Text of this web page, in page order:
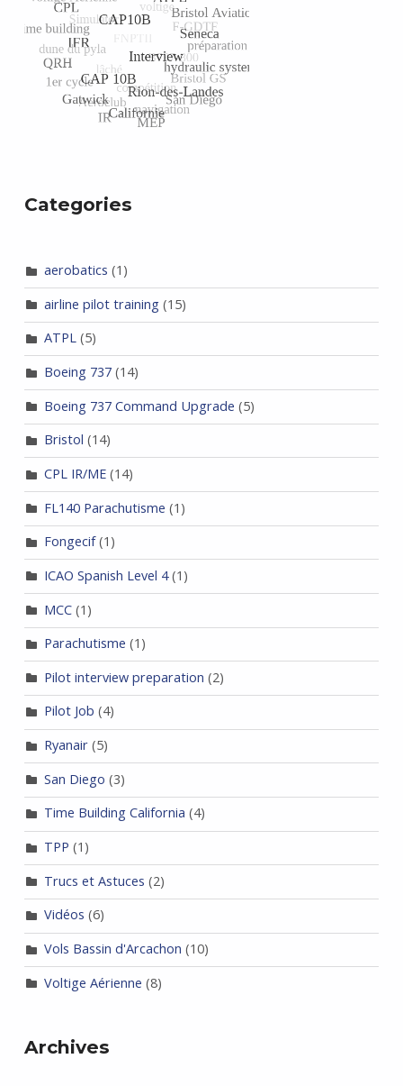
Categories
aerobatics (1)
airline pilot training(15)
ATPL(5)
Boeing 737(14)
Boeing 737 Command Upgrade (5)
Bristol (14)
CPL IR/ME(14)
FL140 Parachutisme (1)
Fongecif(1)
ICAO Spanish Level 4(1)
MCC(1)
Parachutisme (1)
Pilot interview preparation (2)
Pilot Job (4)
Ryanair(5)
San Diego (3)
Time Building California (4)
TPP (1)
Trucs et Astuces (2)
Vidéos (6)
Vols Bassin d'Arcachon (10)
Voltige Aérienne (8)
Archives